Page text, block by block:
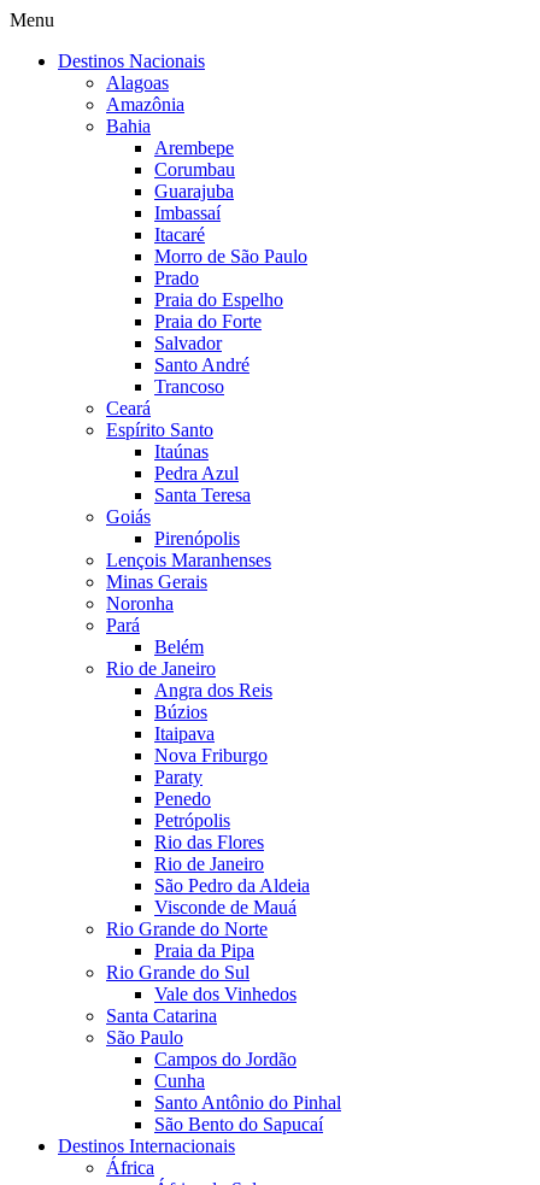
Menu
Destinos Nacionais
Alagoas
Amazônia
Bahia
Arembepe
Corumbau
Guarajuba
Imbassaí
Itacaré
Morro de São Paulo
Prado
Praia do Espelho
Praia do Forte
Salvador
Santo André
Trancoso
Ceará
Espírito Santo
Itaúnas
Pedra Azul
Santa Teresa
Goiás
Pirenópolis
Lençois Maranhenses
Minas Gerais
Noronha
Pará
Belém
Rio de Janeiro
Angra dos Reis
Búzios
Itaipava
Nova Friburgo
Paraty
Penedo
Petrópolis
Rio das Flores
Rio de Janeiro
São Pedro da Aldeia
Visconde de Mauá
Rio Grande do Norte
Praia da Pipa
Rio Grande do Sul
Vale dos Vinhedos
Santa Catarina
São Paulo
Campos do Jordão
Cunha
Santo Antônio do Pinhal
São Bento do Sapucaí
Destinos Internacionais
África